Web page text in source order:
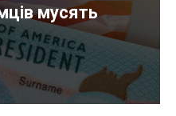
мусять